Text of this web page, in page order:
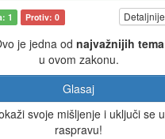
1 Protiv: 0 Detaljnije
je jedna od najvažnijih tema
u ovom zakonu.
Glasaj
svoje mišljenje i uključi se u
raspravu!